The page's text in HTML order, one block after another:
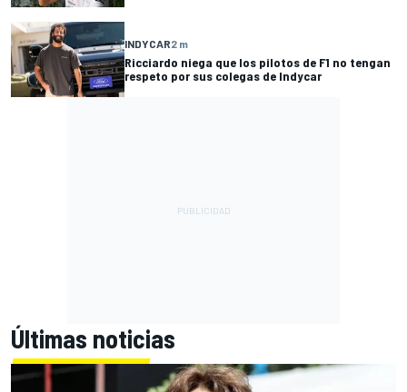
INDYCAR2 m
Ricciardo niega que los pilotos de F1 no tengan
respeto por sus colegas de Indycar
Últimas noticias